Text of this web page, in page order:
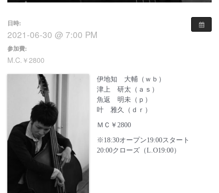
日時:
2021-06-30 @ 7:00 PM
参加費:
M.C.￥2800
伊地知 大輔（ｗｂ）
津上 研太（ａｓ）
魚返 明未（ｐ）
叶 雅久（ｄｒ）
ＭＣ￥2800
※18:30オープン19:00スタート
20:00クローズ（L.O19:00）